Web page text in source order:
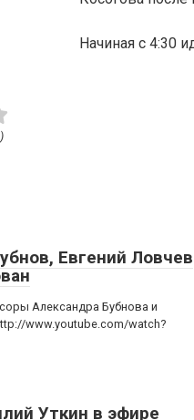
Начиная с 4:30
Евгений Ловчев
Александра Бубнова и
www.youtube.com/watch?
Уткин в эфире